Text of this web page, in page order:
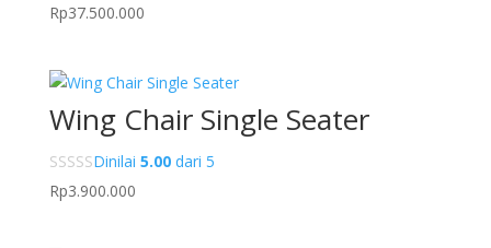
Rp37.500.000
Wing Chair Single Seater
Dinilai 5.00dari 5
Rp3.900.000